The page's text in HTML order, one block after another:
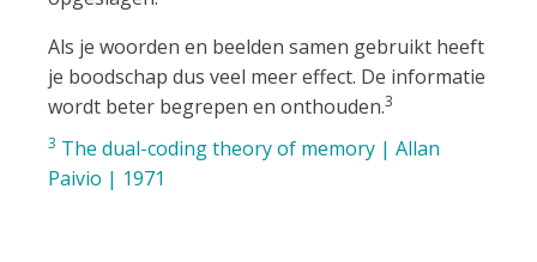
Als je woorden en beelden samen gebruikt heeft
je boodschap dus veel meer effect. De informatie
wordt beter begrepen en onthouden.3
3 The dual-coding theory of memory | Allan
Paivio | 1971